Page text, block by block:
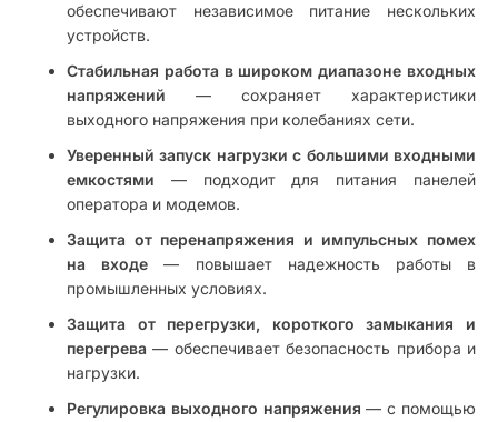
обеспечивают независимое питание нескольких
устройств.
Стабильная работа в широком диапазоне входных
напряжений — сохраняет характеристики
выходного напряжения при колебаниях сети.
Уверенный запуск нагрузки с большими входными
емкостями — подходит для питания панелей
оператора и модемов.
Защита от перенапряжения и импульсных помех
на входе — повышает надежность работы в
промышленных условиях.
Защита от перегрузки, короткого замыкания и
перегрева — обеспечивает безопасность прибора и
нагрузки.
Регулировка выходного напряжения — с помощью